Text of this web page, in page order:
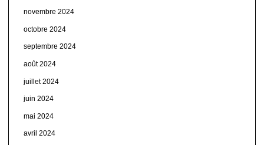
novembre 2024
octobre 2024
septembre 2024
août 2024
juillet 2024
juin 2024
mai 2024
avril 2024